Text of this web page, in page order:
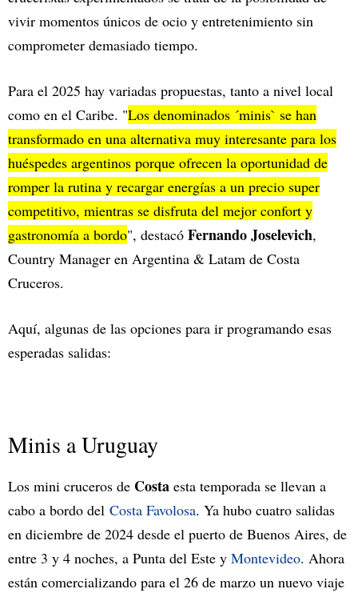
vivir momentos únicos de ocio y entretenimiento sin
comprometer demasiado tiempo.
Para el 2025 hay variadas propuestas, tanto a nivel local
como en el Caribe. "Los denominados ´minis` se han
transformado en una alternativa muy interesante para los
huéspedes argentinos porque ofrecen la oportunidad de
romper la rutina y recargar energías a un precio super
competitivo, mientras se disfruta del mejor confort y
gastronomía a bordo", destacó Fernando Joselevich,
Country Manager en Argentina & Latam de Costa
Cruceros.
Aquí, algunas de las opciones para ir programando esas
esperadas salidas:
Minis a Uruguay
Los mini cruceros de Costa esta temporada se llevan a
cabo a bordo del Costa Favolosa. Ya hubo cuatro salidas
en diciembre de 2024 desde el puerto de Buenos Aires, de
entre 3 y 4 noches, a Punta del Este y Montevideo. Ahora
están comercializando para el 26 de marzo un nuevo viaje